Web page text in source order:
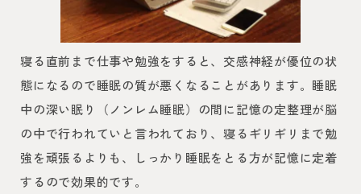
寝る直前まで仕事や勉強をすると、交感神経が優位の状
態になるので睡眠の質が悪くなることがあります。睡眠
中の深い眠り（ノンレム睡眠）の間に記憶の定整理が脳
の中で行われていと言われており、寝るギリギリまで勉
強を頑張るよりも、しっかり睡眠をとる方が記憶に定着
するので効果的です。